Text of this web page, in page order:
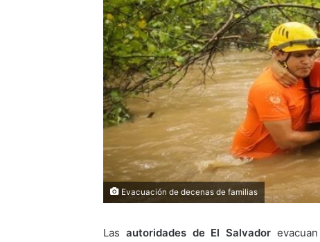
Evacuación de decenas de familias
Lasautoridades de El Salvador